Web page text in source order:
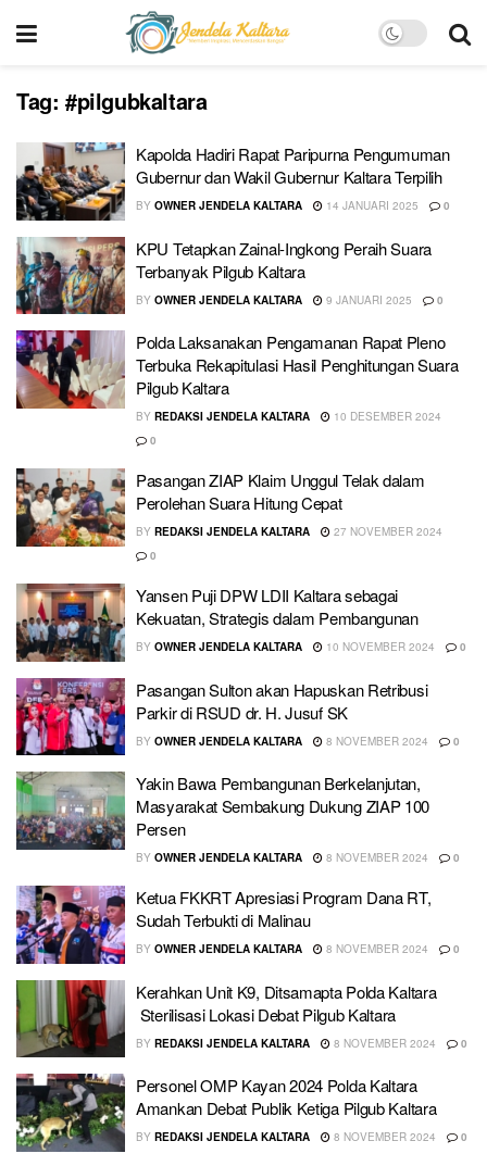
Tag: #pilgubkaltara
Kapolda Hadiri Rapat Paripurna Pengumuman
Gubernur dan Wakil Gubernur Kaltara Terpilih
BY OWNER JENDELA KALTARA 14 JANUARI 2025 0
KPU Tetapkan Zainal-Ingkong Peraih Suara
Terbanyak Pilgub Kaltara
BY OWNER JENDELA KALTARA 9 JANUARI 2025 0
Polda Laksanakan Pengamanan Rapat Pleno
Terbuka Rekapitulasi Hasil Penghitungan Suara
Pilgub Kaltara
BY REDAKSI JENDELA KALTARA
10 DESEMBER 2024
0
Pasangan ZIAP Klaim Unggul Telak dalam
Perolehan Suara Hitung Cepat
BY REDAKSI JENDELA KALTARA
27 NOVEMBER 2024
0
Yansen Puji DPW LDII Kaltara sebagai
Kekuatan, Strategis dalam Pembangunan
BY OWNER JENDELA KALTARA 10 NOVEMBER 2024 0
Pasangan Sulton akan Hapuskan Retribusi
Parkir di RSUD dr. H. Jusuf SK
BY OWNER JENDELA KALTARA 8 NOVEMBER 2024 0
Yakin Bawa Pembangunan Berkelanjutan,
Masyarakat Sembakung Dukung ZIAP 100
Persen
BY OWNER JENDELA KALTARA 8 NOVEMBER 2024 0
Ketua FKKRT Apresiasi Program Dana RT,
Sudah Terbukti di Malinau
BY OWNER JENDELA KALTARA 8 NOVEMBER 2024 0
Kerahkan Unit K9, Ditsamapta Polda Kaltara
Sterilisasi Lokasi Debat Pilgub Kaltara
BY REDAKSI JENDELA KALTARA 8 NOVEMBER 2024 0
Personel OMP Kayan 2024 Polda Kaltara
Amankan Debat Publik Ketiga Pilgub Kaltara
BY REDAKSI JENDELA KALTARA 8 NOVEMBER 2024 0